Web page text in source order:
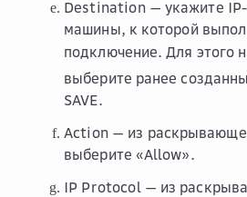
Destination— укажите IP-
машины, к которой
подключение. Для этого
выберите ранее
SAVE.
Action— из
выберите «Allow».
IP Protocol— из